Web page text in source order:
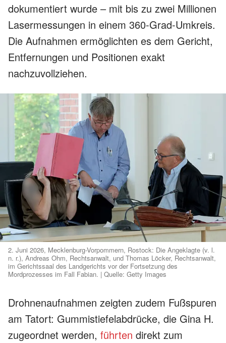
dokumentiert wurde – mit bis zu zwei Millionen
Lasermessungen in einem 360-Grad-Umkreis.
Die Aufnahmen ermöglichten es dem Gericht,
Entfernungen und Positionen exakt
nachzuvollziehen.
2. Juni 2026, Mecklenburg-Vorpommern, Rostock: Die Angeklagte (v. l.
n. r.), Andreas Ohm, Rechtsanwalt, und Thomas Löcker, Rechtsanwalt,
im Gerichtssaal des Landgerichts vor der Fortsetzung des
Mordprozesses im Fall Fabian. | Quelle: Getty Images
Drohnenaufnahmen zeigten zudem Fußspuren
am Tatort: Gummistiefelabdrücke, die Gina H.
zugeordnet werden, führten direkt zum